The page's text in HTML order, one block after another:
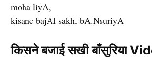
moha liyA,
kisane bajAI sakhI bA.NsuriyA
किसने बजाई सखी बाँसुरिया